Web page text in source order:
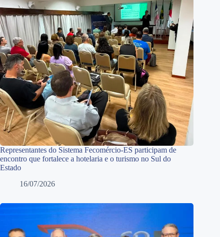
Representantes do Sistema Fecomércio-ES participam de
encontro que fortalece a hotelaria e o turismo no Sul do
Estado
16/07/2026